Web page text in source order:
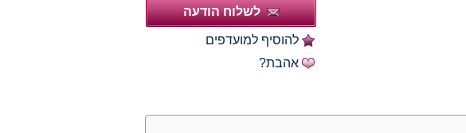
לשלוח הודעה
להוסיף למועדפים
אהבת?